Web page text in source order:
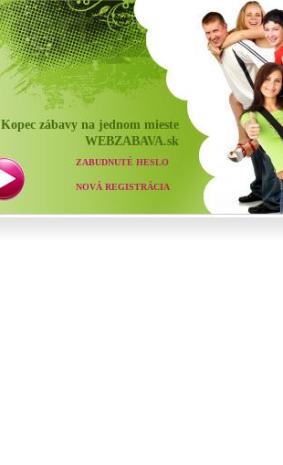
Kopec zábavy na jednom mieste
WEBZABAVA.sk
ZABUDNUTÉ HESLO
NOVÁ REGISTRÁCIA